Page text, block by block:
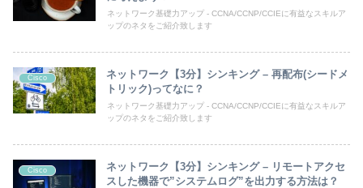
ネットワーク基礎力アップ - CCNA/CCNP/CCIEに有益なスキルア
ップのネタをご紹介致します
Cisco
ネットワーク【3分】シンキング – 再配布(シードメ
トリック)ってなに？
ネットワーク基礎力アップ - CCNA/CCNP/CCIEに有益なスキルア
ップのネタをご紹介致します
Cisco
ネットワーク【3分】シンキング – リモートアクセ
スした機器で”システムログ”を出力する方法は？